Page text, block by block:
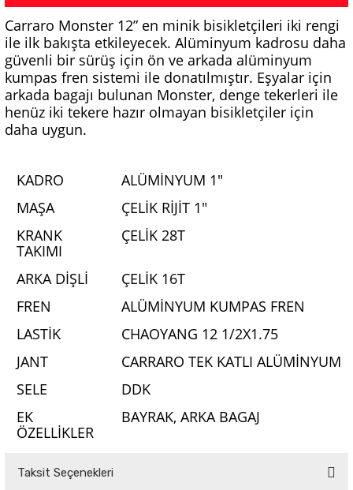
Carraro Monster 12” en minik bisikletçileri iki rengi
ile ilk bakışta etkileyecek. Alüminyum kadrosu daha
güvenli bir sürüş için ön ve arkada alüminyum
kumpas fren sistemi ile donatılmıştır. Eşyalar için
arkada bagajı bulunan Monster, denge tekerleri ile
henüz iki tekere hazır olmayan bisikletçiler için
daha uygun.
KADRO
ALÜMİNYUM 1"
MAŞA
ÇELİK RİJİT 1"
KRANK
TAKIMI
ÇELİK 28T
ARKA DİŞLİ
ÇELİK 16T
FREN
ALÜMİNYUM KUMPAS FREN
LASTİK
CHAOYANG 12 1/2X1.75
JANT
CARRARO TEK KATLI ALÜMİNYUM
SELE
DDK
EK
ÖZELLİKLER
BAYRAK, ARKA BAGAJ
Taksit Seçenekleri